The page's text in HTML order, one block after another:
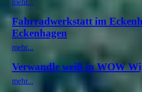
mehr...
Fahrradwerkstatt im
Eckenhagen
mehr...
Verwandle weiß in WOW
mehr...